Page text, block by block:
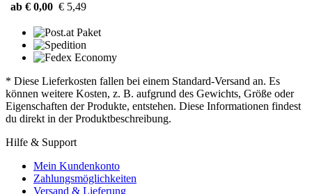
ab € 0,00 € 5,49
* Diese Lieferkosten fallen bei einem Standard-Versand an. Es
können weitere Kosten, z. B. aufgrund des Gewichts, Größe oder
Eigenschaften der Produkte, entstehen. Diese Informationen findest
du direkt in der Produktbeschreibung.
Hilfe & Support
Mein Kundenkonto
Zahlungsmöglichkeiten
Versand & Lieferung